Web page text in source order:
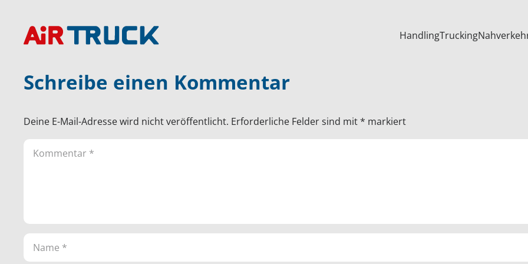
HandlingTrucking
Schreibe einen Kommentar
Deine E-Mail-Adresse wird nicht veröffentlicht. Erforderliche Felder sind mit* markiert